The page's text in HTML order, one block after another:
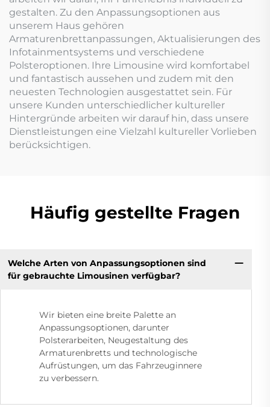
gestalten. Zu den Anpassungsoptionen aus
unserem Haus gehören
Armaturenbrettanpassungen, Aktualisierungen des
Infotainmentsystems und verschiedene
Polsteroptionen. Ihre Limousine wird komfortabel
und fantastisch aussehen und zudem mit den
neuesten Technologien ausgestattet sein. Für
unsere Kunden unterschiedlicher kultureller
Hintergründe arbeiten wir darauf hin, dass unsere
Dienstleistungen eine Vielzahl kultureller Vorlieben
berücksichtigen.
Häufig gestellte Fragen
Welche Arten von Anpassungsoptionen sind
für gebrauchte Limousinen verfügbar?
Wir bieten eine breite Palette an
Anpassungsoptionen, darunter
Polsterarbeiten, Neugestaltung des
Armaturenbretts und technologische
Aufrüstungen, um das Fahrzeuginnere
zu verbessern.